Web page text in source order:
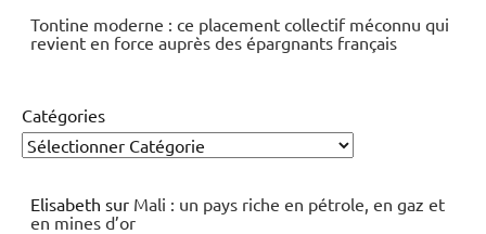
Tontine moderne : ce placement collectif méconnu qui
revient en force auprès des épargnants français
Catégories
Elisabeth sur Mali : un pays riche en pétrole, en gaz et
en mines d’or